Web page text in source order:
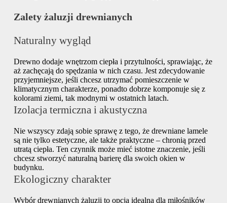
Zalety żaluzji drewnianych
Naturalny wygląd
Drewno dodaje wnętrzom ciepła i przytulności, sprawiając, że
aż zachęcają do spędzania w nich czasu. Jest zdecydowanie
przyjemniejsze, jeśli chcesz utrzymać pomieszczenie w
klimatycznym charakterze, ponadto dobrze komponuje się z
kolorami ziemi, tak modnymi w ostatnich latach.
Izolacja termiczna i akustyczna
Nie wszyscy zdają sobie sprawę z tego, że drewniane lamele
są nie tylko estetyczne, ale także praktyczne – chronią przed
utratą ciepła. Ten czynnik może mieć istotne znaczenie, jeśli
chcesz stworzyć naturalną barierę dla swoich okien w
budynku.
Ekologiczny charakter
Wybór drewnianych żaluzji to opcja idealna dla miłośników